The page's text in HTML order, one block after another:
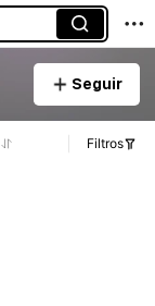
Seguir
Filtros